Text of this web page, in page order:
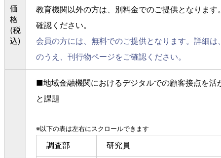
価
格
(税
込)
教育機関以外の方は、別料金でのご提供となります
確認ください。
会員の方には、無料でのご提供となります。詳細
のうえ、刊行物ページをご確認ください。
■地域金融機関におけるデジタルでの顧客接点を活
と課題
※以下の表は左右にスクロールできます
調査部 研究員